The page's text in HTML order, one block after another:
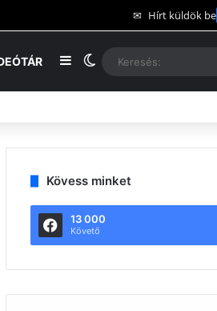
✉ Hírt küldök be
OldalsávSwitch skin
Kövess minket
13 000
Követő